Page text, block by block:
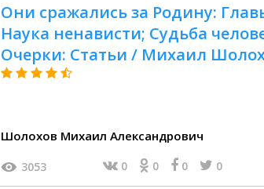
Они сражались за Родину:
Наука ненависти; Судьба
Очерки: Статьи / Михаил
Шолохов Михаил Александрович
3053 0 0 0 0